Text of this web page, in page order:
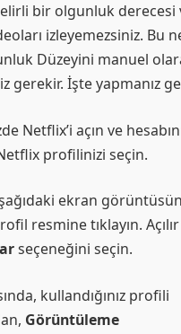
bir olgunluk derecesi
izleyemezsiniz. Bu
Düzeyini manuel
gerekir. İşte yapmanız
Netflix’i açın ve
profilinizi seçin.
ekran
resmine tıklayın. Açılır
seçeneğini seçin.
kullandığınız profili
Görüntüleme